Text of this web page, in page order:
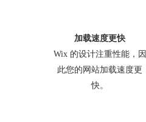
加载速度更快
Wix 的设计注重性能，因
此您的网站加载速度更
快。